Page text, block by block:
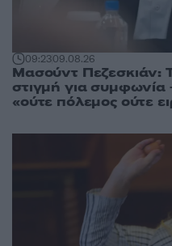
09:2309.08.26
Μασούντ Πεζεσκιάν:
στιγμή για συμφωνία
«ούτε πόλεμος ούτε